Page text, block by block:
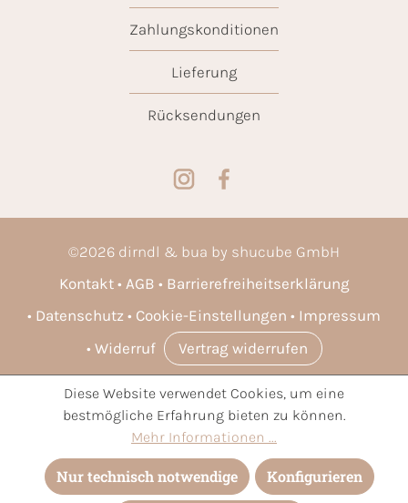
Zahlungskonditionen
Lieferung
Rücksendungen
©2026 dirndl & bua by shucube GmbH
Kontakt
AGB
Barrierefreiheitserklärung
Datenschutz
Cookie-Einstellungen
Impressum
Widerruf
Vertrag widerrufen
* Alle Preise inkl. gesetzl. Mehrwertsteuer zzgl.Versandkosten
und ggf. Nachnahmegebühren, wenn nicht anders angegeben.
Diese Website verwendet Cookies, um eine
bestmögliche Erfahrung bieten zu können.
Mehr Informationen ...
Nur technisch notwendige Konfigurieren